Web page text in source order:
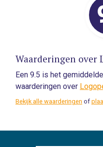
Waarderingen over
Een 9.5 is het
waarderingen over
Bekijk alle waarderingen of